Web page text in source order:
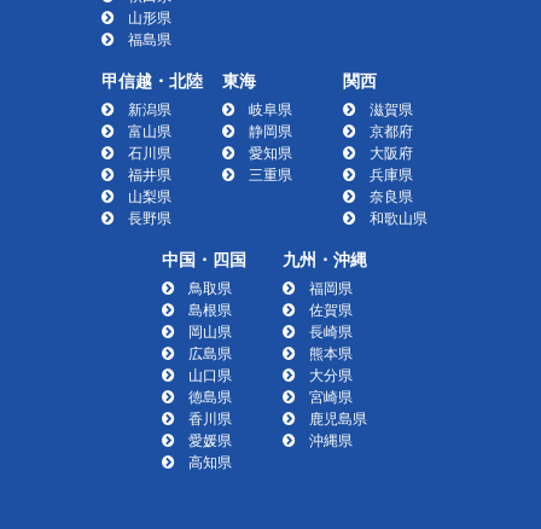
山形県
福島県
甲信越・北陸
新潟県
富山県
石川県
福井県
山梨県
長野県
東海
岐阜県
静岡県
愛知県
三重県
関西
滋賀県
京都府
大阪府
兵庫県
奈良県
和歌山県
中国・四国
鳥取県
島根県
岡山県
広島県
山口県
徳島県
香川県
愛媛県
高知県
九州・沖縄
福岡県
佐賀県
長崎県
熊本県
大分県
宮崎県
鹿児島県
沖縄県